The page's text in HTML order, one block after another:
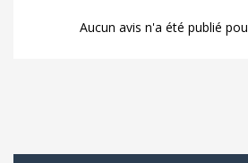
Aucun avis n'a été publié